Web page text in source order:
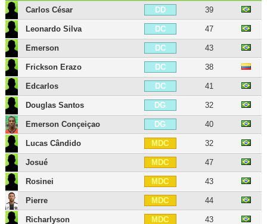
Carlos César DD 39
Leonardo Silva DC 47
Emerson DC 43
Frickson Erazo DC 38
Edcarlos DC 41
Douglas Santos DG 32
Emerson Conçeiçao DG 40
Lucas Cândido MDC 32
Josué MDC 47
Rosinei MDC 43
Pierre MDC 44
Richarlyson MDC 43